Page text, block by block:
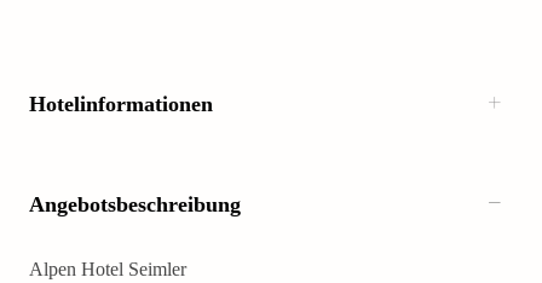
Hotelinformationen
Angebotsbeschreibung
Alpen Hotel Seimler